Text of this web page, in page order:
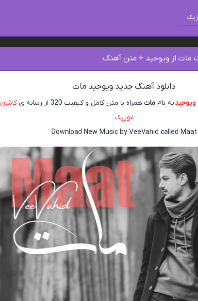
مات از ویوحید + متن آهنگ
دانلود آهنگ جدید ویوحید مات
ویوحیدبه ناممات همراه با متن کامل و کیفیت 320 از رسانه ی
کاشان
موزیک
Download New Music by VeeVahid called Maat